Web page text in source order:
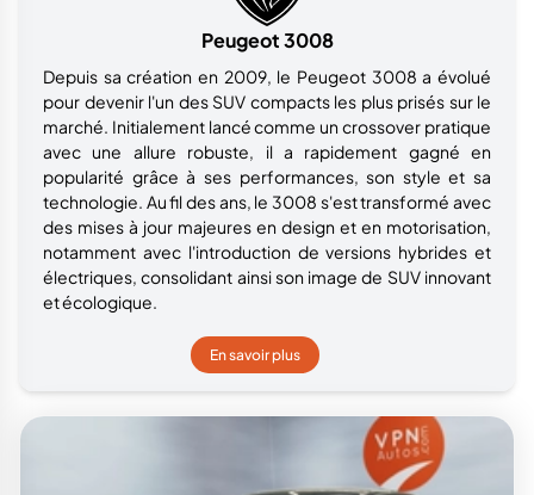
Peugeot 3008
Depuis sa création en 2009, le Peugeot 3008 a évolué
pour devenir l'un des SUV compacts les plus prisés sur le
marché. Initialement lancé comme un crossover pratique
avec une allure robuste, il a rapidement gagné en
popularité grâce à ses performances, son style et sa
technologie. Au fil des ans, le 3008 s'est transformé avec
des mises à jour majeures en design et en motorisation,
notamment avec l'introduction de versions hybrides et
électriques, consolidant ainsi son image de SUV innovant
et écologique.
En savoir plus